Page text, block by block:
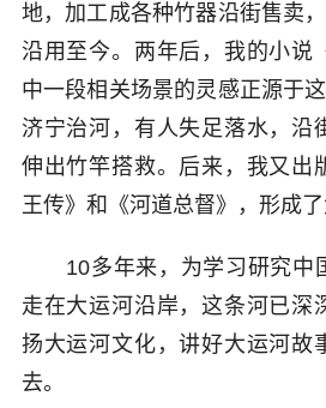
地，加工成各种竹器沿街售卖
沿用至今。两年后，我的小说
中一段相关场景的灵感正源于
济宁治河，有人失足落水，沿
伸出竹竿搭救。后来，我又出
王传》和《河道总督》，形成了
10多年来，为学习研究中
走在大运河沿岸，这条河已深
扬大运河文化，讲好大运河故
去。